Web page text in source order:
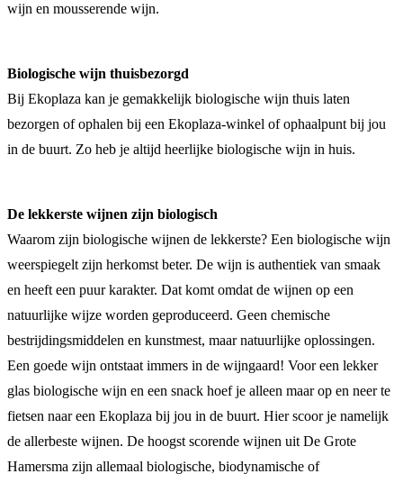
wijn en mousserende wijn.
Biologische wijn thuisbezorgd
Bij Ekoplaza kan je gemakkelijk biologische wijn thuis laten
bezorgen of ophalen bij een Ekoplaza-winkel of ophaalpunt bij jou
in de buurt. Zo heb je altijd heerlijke biologische wijn in huis.
De lekkerste wijnen zijn biologisch
Waarom zijn biologische wijnen de lekkerste? Een biologische wijn
weerspiegelt zijn herkomst beter. De wijn is authentiek van smaak
en heeft een puur karakter. Dat komt omdat de wijnen op een
natuurlijke wijze worden geproduceerd. Geen chemische
bestrijdingsmiddelen en kunstmest, maar natuurlijke oplossingen.
Een goede wijn ontstaat immers in de wijngaard! Voor een lekker
glas biologische wijn en een snack hoef je alleen maar op en neer te
fietsen naar een Ekoplaza bij jou in de buurt. Hier scoor je namelijk
de allerbeste wijnen. De hoogst scorende wijnen uit De Grote
Hamersma zijn allemaal biologische, biodynamische of